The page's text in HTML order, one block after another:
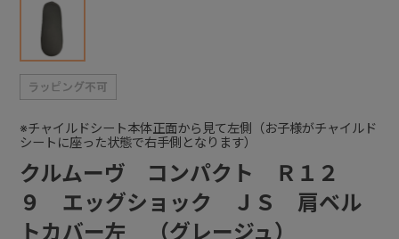
クルムーヴ コンパクト Ｒ１２
９ エッグショック ＪＳ 肩ベル
トカバー左 （グレージュ）
※チャイルドシート本体正面から見て左側（お子様がチャイルド
シートに座った状態で右手側となります）